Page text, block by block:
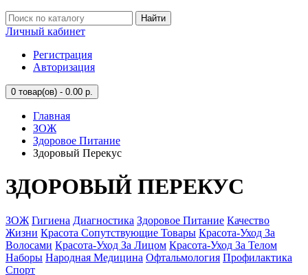
Найти
Личный кабинет
Регистрация
Авторизация
0 товар(ов) - 0.00 р.
Главная
ЗОЖ
Здоровое Питание
Здоровый Перекус
ЗДОРОВЫЙ ПЕРЕКУС
ЗОЖ Гигиена Диагностика Здоровое Питание Качество
Жизни Красота Сопутствующие Товары Красота-Уход За
Волосами Красота-Уход За Лицом Красота-Уход За Телом
Наборы Народная Медицина Офтальмология Профилактика
Спорт